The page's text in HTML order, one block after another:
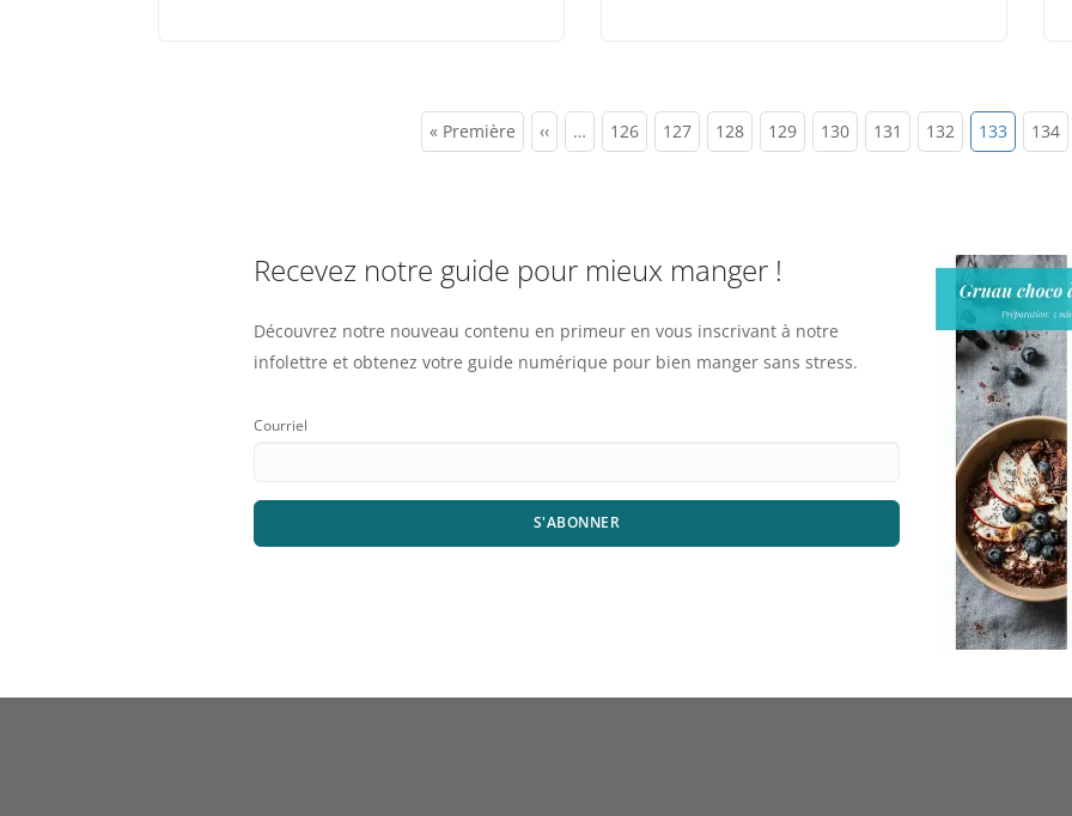
Première
page
« Première
Page
précédente
‹‹ … Page
126 Page
127 Page
128 Page
129 Page
130 Page
131 Page
132
Page
courante
133 Page
134
Recevez notre guide pour mieux manger !
Découvrez notre nouveau contenu en primeur en vous inscrivant à notre
infolettre et obtenez votre guide numérique pour bien manger sans stress.
Courriel
S'ABONNER